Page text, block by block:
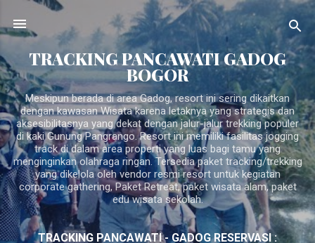
Langsung ke konten utama
TRACKING PANCAWATI GADOG
BOGOR
Meskipun berada di area Gadog, resort ini sering dikaitkan
dengan kawasan Wisata karena letaknya yang strategis dan
aksesibilitasnya yang dekat dengan jalur-jalur trekking populer
di kaki Gunung Pangrango. Resort ini memiliki fasilitas jogging
track di dalam area properti yang luas bagi tamu yang
menginginkan olahraga ringan. Tersedia paket tracking/trekking
yang dikelola oleh vendor resmi resort untuk kegiatan
corporate gathering, Paket Retreat, paket wisata alam, paket
edu wisata sekolah.
TRACKING PANCAWATI - GADOG RESERVASI :